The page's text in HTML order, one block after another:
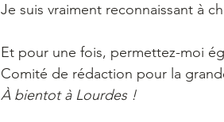
Je suis vraiment reconnaissant à
Et pour une fois, permettez-moi
Comité de rédaction pour la
À bientot à Lourdes !